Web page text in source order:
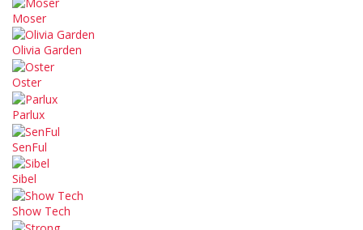
Moser
Olivia Garden
Oster
Parlux
SenFul
Sibel
Show Tech